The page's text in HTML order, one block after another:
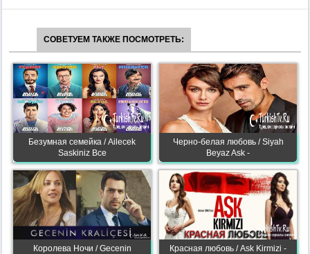
СОВЕТУЕМ ТАКЖЕ ПОСМОТРЕТЬ:
Безумная семейка / Ailecek
Saskiniz Все
Черно-белая любовь / Siyah
Beyaz Ask -
Королева Ночи / Gecenin
Красная любовь / Ask Kirmizi -